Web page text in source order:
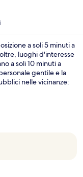
a soli 5 minuti a
luoghi d'interesse
a soli 10 minuti a
gentile e la
nelle vicinanze:
a 11 min a piedi.